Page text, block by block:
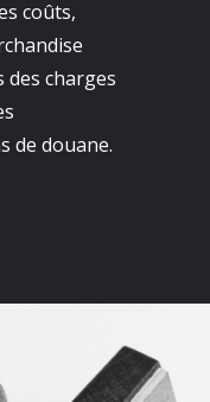
coûts,
des charges
de douane.